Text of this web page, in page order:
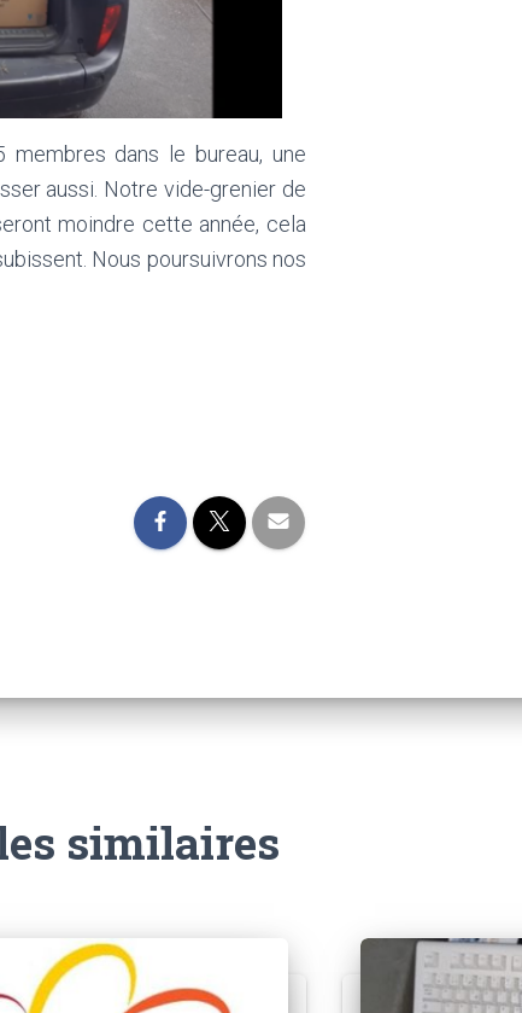
dans le bureau, une
aussi. Notre vide-grenier de
moindre cette année, cela
Nous poursuivrons nos
similaires